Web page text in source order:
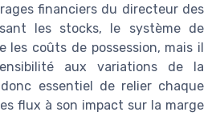
financiers du directeur des
les stocks, le système de
les coûts de possession, mais il
aux variations de la
essentiel de relier chaque
flux à son impact sur la marge